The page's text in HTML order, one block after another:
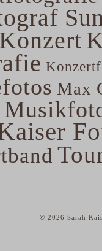
Konzert
Max
© 2026 Sarah